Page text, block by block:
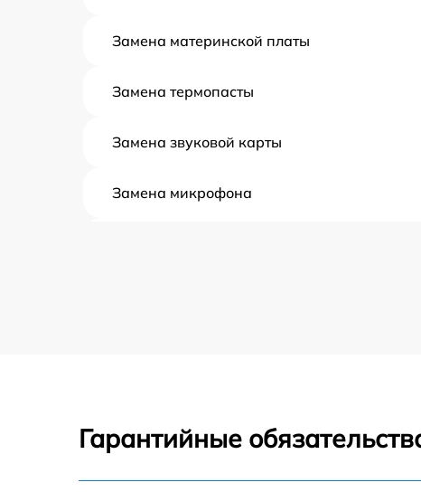
Замена материнской платы
Замена термопасты
Замена звуковой карты
Замена микрофона
Замена шлейфа матрицы
Гарантийные